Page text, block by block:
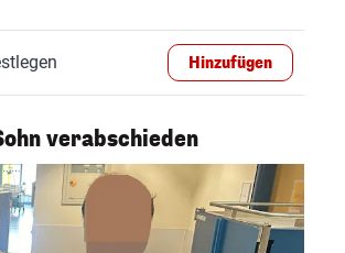
Hinzufügen
verabschieden